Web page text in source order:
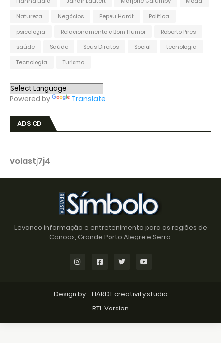
Natureza
Negócios Pepeu Hardt
Política
psicologia
Relacionamento e Bom Humor
Roberto Pires
saúde
Saúde Seus Direitos Social
tecnologia
Tecnologia
Turismo
Powered by Translate
ADS CD
voiastj7j4
Levando informação e entretenimento para as regiões de
Canoas, Grande Porto Alegre e Serra.
Design by - HARDT creativity studio
RTL Version